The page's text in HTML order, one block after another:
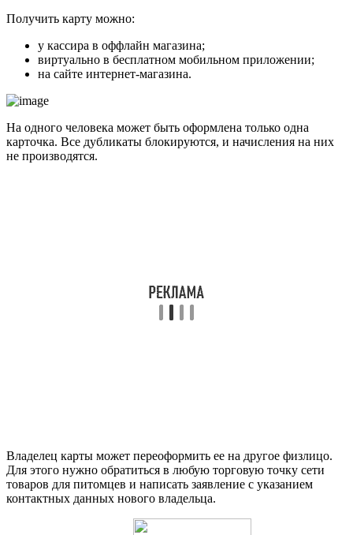
Получить карту можно:
у кассира в оффлайн магазина;
виртуально в бесплатном мобильном приложении;
на сайте интернет-магазина.
На одного человека может быть оформлена только одна
карточка. Все дубликаты блокируются, и начисления на них
не производятся.
Владелец карты может переоформить ее на другое физлицо.
Для этого нужно обратиться в любую торговую точку сети
товаров для питомцев и написать заявление с указанием
контактных данных нового владельца.